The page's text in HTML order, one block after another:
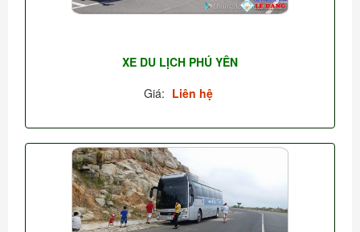
XE DU LỊCH PHÚ YÊN
Giá: Liên hệ